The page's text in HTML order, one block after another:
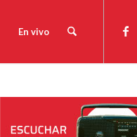
En vivo